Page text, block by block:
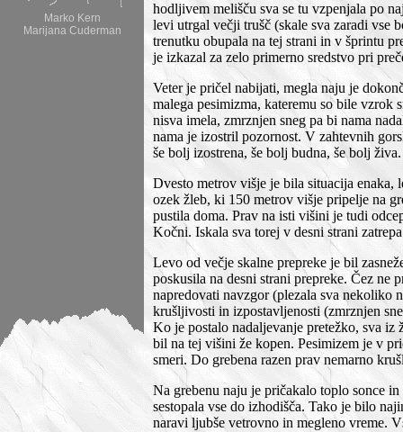
Marko Kern
Marijana Cuderman
hodljivem melišču sva se tu vzpenjala po
levi utrgal večji trušč (skale sva zaradi vse
trenutku obupala na tej strani in v šprintu
je izkazal za zelo primerno sredstvo pri
Veter je pričel nabijati, megla naju je
malega pesimizma, kateremu so bile vzrok
nisva imela, zmrznjen sneg pa bi nama
nama je izostril pozornost. V zahtevnih
še bolj izostrena, še bolj budna, še bolj živa.
Dvesto metrov višje je bila situacija enaka,
ozek žleb, ki 150 metrov višje pripelje na
pustila doma. Prav na isti višini je tudi
Kočni. Iskala sva torej v desni strani
Levo od večje skalne prepreke je bil
poskusila na desni strani prepreke. Čez ne
napredovati navzgor (plezala sva nekoliko
krušljivosti in izpostavljenosti (zmrznjen
Ko je postalo nadaljevanje pretežko, sva
bil na tej višini že kopen. Pesimizem je v
smeri. Do grebena razen prav nemarno
Na grebenu naju je pričakalo toplo sonce
sestopala vse do izhodišča. Tako je bilo
naravi ljubše vetrovno in megleno vreme.